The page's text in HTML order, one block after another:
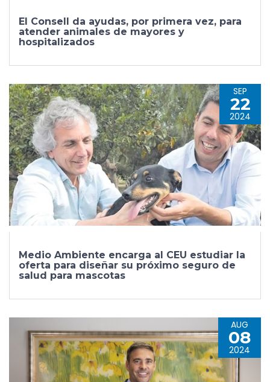
El Consell da ayudas, por primera vez, para
atender animales de mayores y
hospitalizados
SEP
22
2024
Medio Ambiente encarga al CEU estudiar la
oferta para diseñar su próximo seguro de
salud para mascotas
AUG
08
2024